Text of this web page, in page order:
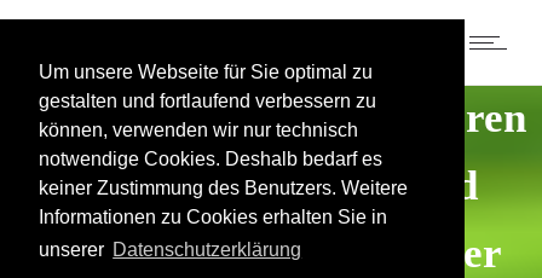
Um unsere Webseite für Sie optimal zu
gestalten und fortlaufend verbessern zu
können, verwenden wir nur technisch
notwendige Cookies. Deshalb bedarf es
keiner Zustimmung des Benutzers. Weitere
Informationen zu Cookies erhalten Sie in
unserer Datenschutzerklärung
19.1.2025 – 480. Abend der
Gebetsinitiative für unseren
Staat – unser Volk und
Vaterland – zum Heil der